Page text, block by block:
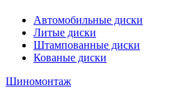
Автомобильные диски
Литые диски
Штампованные диски
Кованые диски
Шиномонтаж